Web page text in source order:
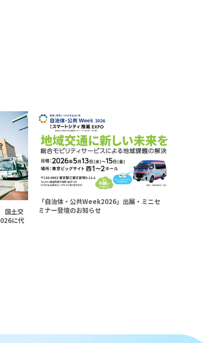
国土交
に代
「自治体・公共Week2026」出展・ミニセ
ミナー登壇のお知らせ